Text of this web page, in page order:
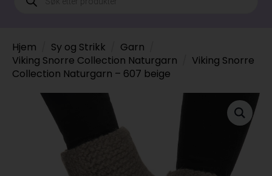
Hjem Sy og Strikk
Garn
Viking Snorre Collection Naturgarn
Viking Snorre
Collection Naturgarn – 607 beige